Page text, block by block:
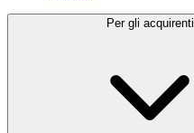
Per gli acquirenti